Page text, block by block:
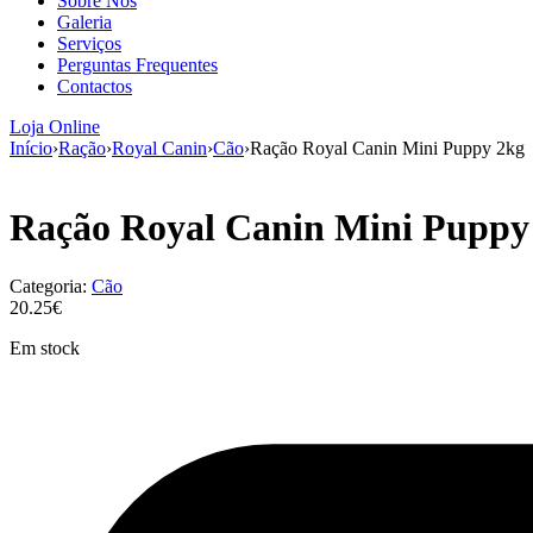
Galeria
Serviços
Perguntas Frequentes
Contactos
Loja Online
Início›Ração›Royal Canin›Cão›Ração Royal Canin Mini Puppy 2kg
Ração Royal Canin Mini
Categoria: Cão
20.25€
Em stock